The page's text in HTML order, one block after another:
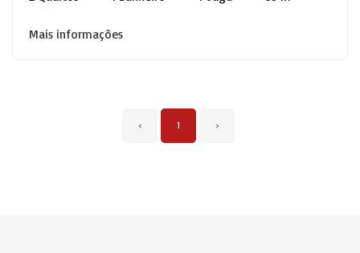
Mais informações
‹ 1 ›